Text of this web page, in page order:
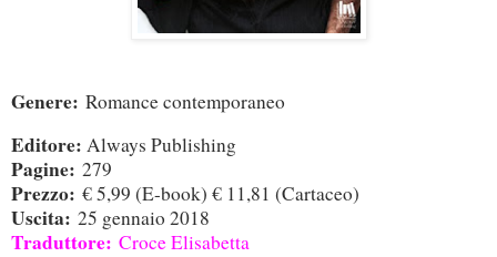
Genere: Romance contemporaneo
Editore: Always Publishing
Pagine: 279
Prezzo: € 5,99 (E-book) € 11,81 (Cartaceo)
Uscita: 25 gennaio 2018
Traduttore: Croce Elisabetta